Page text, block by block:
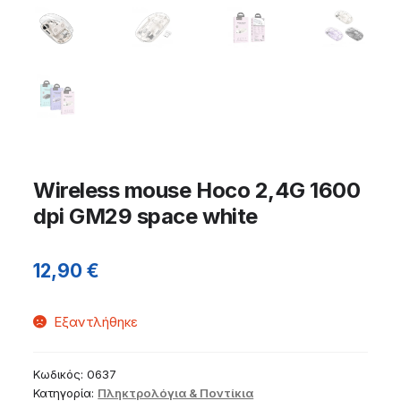
Wireless mouse Hoco 2,4G 1600
dpi GM29 space white
12,90€
Εξαντλήθηκε
Κωδικός:0637
Κατηγορία: Πληκτρολόγια & Ποντίκια